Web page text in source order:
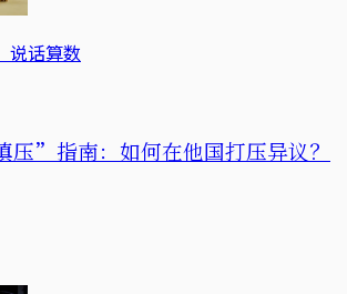
说话算数
压”指南：如何在他国打压异议？